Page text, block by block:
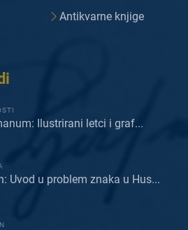
Antikvarne knjige
Ilustrirani letci i graf...
Uvod u problem znaka u Hus...